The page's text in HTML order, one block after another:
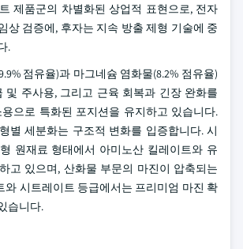
트 제품군의 차별화된 상업적 표현으로, 전자
상 검증에, 후자는 지속 방출 제형 기술에 중
.
점유율)과 마그네슘 염화물(8.2% 점유율)
및 주사용, 그리고 근육 회복과 긴장 완화를
으로 특화된 포지션을 유지하고 있습니다.
별 세분화는 구조적 변화를 입증합니다. 시
원재료 형태에서 아미노산 킬레이트와 유
고 있으며, 산화물 부문의 마진이 압축되는
와 시트레이트 등급에서는 프리미엄 마진 확
습니다.